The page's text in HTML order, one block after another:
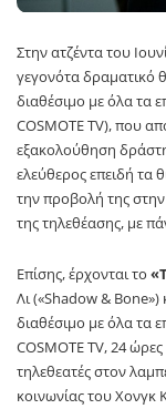
Στην ατζέντα του
γεγονότα δραματικό
διαθέσιμο με όλα τα
COSMOTE TV), που
εξακολούθηση
ελεύθερος επειδή τα
την προβολή της
της τηλεθέασης, με
Επίσης, έρχονται το
Λι («Shadow & Bone»)
διαθέσιμο με όλα τα
COSMOTE TV, 24
τηλεθεατές στον
κοινωνίας του Χονγκ